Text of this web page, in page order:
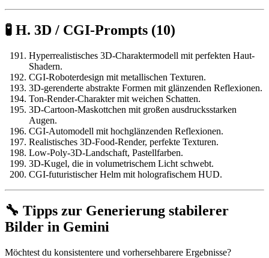
🧪 H. 3D / CGI-Prompts (10)
Hyperrealistisches 3D-Charaktermodell mit perfekten Haut-
Shadern.
CGI-Roboterdesign mit metallischen Texturen.
3D-gerenderte abstrakte Formen mit glänzenden Reflexionen.
Ton-Render-Charakter mit weichen Schatten.
3D-Cartoon-Maskottchen mit großen ausdrucksstarken
Augen.
CGI-Automodell mit hochglänzenden Reflexionen.
Realistisches 3D-Food-Render, perfekte Texturen.
Low-Poly-3D-Landschaft, Pastellfarben.
3D-Kugel, die in volumetrischem Licht schwebt.
CGI-futuristischer Helm mit holografischem HUD.
🔧 Tipps zur Generierung stabilerer
Bilder in Gemini
Möchtest du konsistentere und vorhersehbarere Ergebnisse?